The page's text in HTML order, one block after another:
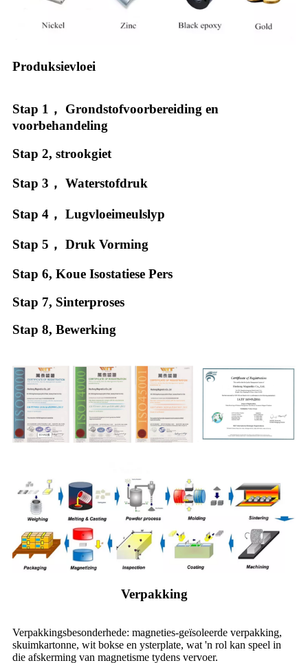
Produksievloei
Stap 1， Grondstofvoorbereiding en
voorbehandeling
Stap 2, strookgiet
Stap 3， Waterstofdruk
Stap 4， Lugvloeimeulslyp
Stap 5， Druk Vorming
Stap 6, Koue Isostatiese Pers
Stap 7, Sinterproses
Stap 8, Bewerking
Verpakking
Verpakkingsbesonderhede: magneties-geïsoleerde verpakking,
skuimkartonne, wit bokse en ysterplate, wat 'n rol kan speel in
die afskerming van magnetisme tydens vervoer.